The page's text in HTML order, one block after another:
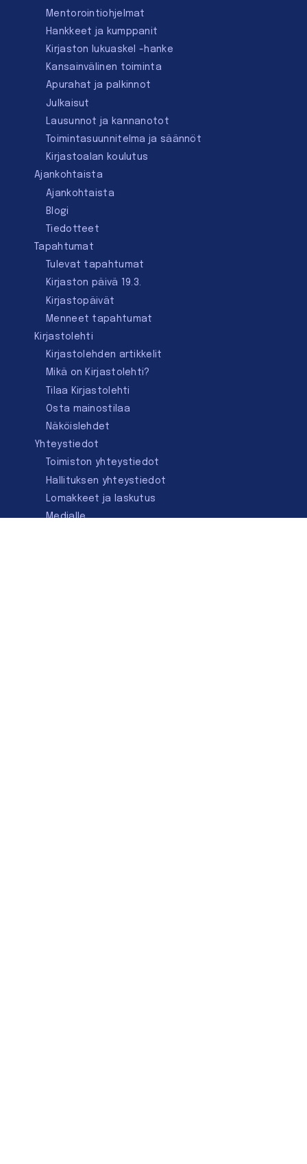
Mentorointi­ohjelmat
Hankkeet ja kumppanit
Kirjaston lukuaskel -hanke
Kansainvälinen toiminta
Apurahat ja palkinnot
Julkaisut
Lausunnot ja kannanotot
Toimintasuunnitelma ja säännöt
Kirjastoalan koulutus
Ajankohtaista
Ajankohtaista
Blogi
Tiedotteet
Tapahtumat
Tulevat tapahtumat
Kirjaston päivä 19.3.
Kirjastopäivät
Menneet tapahtumat
Kirjastolehti
Kirjastolehden artikkelit
Mikä on Kirjastolehti?
Tilaa Kirjastolehti
Osta mainostilaa
Näköislehdet
Yhteystiedot
Toimiston yhteystiedot
Hallituksen yhteystiedot
Lomakkeet ja laskutus
Medialle